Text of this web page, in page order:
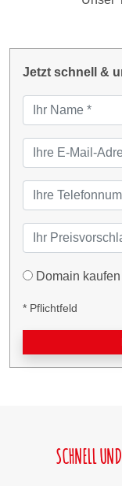
Jetzt schnell &
Domain kaufen
* Pflichtfeld
SCHNELL